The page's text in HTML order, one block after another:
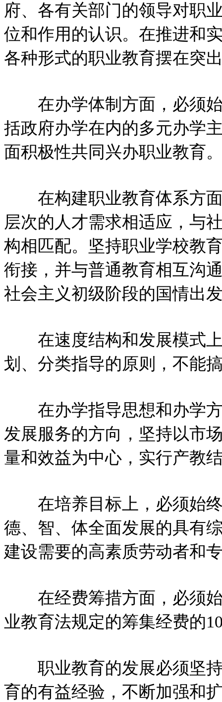
府、各有关部门的领导对职
位和作用的认识。在推进和
各种形式的职业教育摆在突
在办学体制方面，必须始
括政府办学在内的多元办学
面积极性共同兴办职业教育
在构建职业教育体系方面
层次的人才需求相适应，与
构相匹配。坚持职业学校教
衔接，并与普通教育相互沟
社会主义初级阶段的国情出
在速度结构和发展模式上
划、分类指导的原则，不能
在办学指导思想和办学方
发展服务的方向，坚持以市
量和效益为中心，实行产教
在培养目标上，必须始终
德、智、体全面发展的具有
建设需要的高素质劳动者和
在经费筹措方面，必须始
业教育法规定的筹集经费的
职业教育的发展必须坚持
育的有益经验，不断加强和